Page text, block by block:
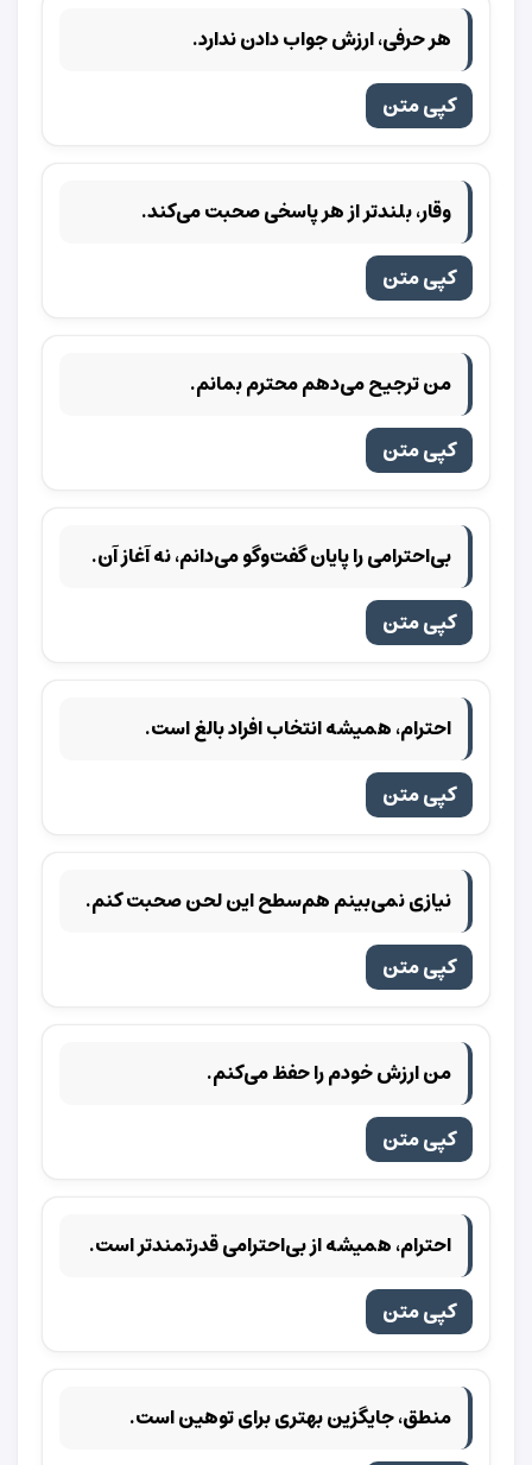
هر حرفی، ارزش جواب دادن ندارد.
کپی متن
وقار، بلندتر از هر پاسخی صحبت می‌کند.
کپی متن
من ترجیح می‌دهم محترم بمانم.
کپی متن
بی‌احترامی را پایان گفت‌وگو می‌دانم، نه آغاز آن.
کپی متن
احترام، همیشه انتخاب افراد بالغ است.
کپی متن
نیازی نمی‌بینم هم‌سطح این لحن صحبت کنم.
کپی متن
من ارزش خودم را حفظ می‌کنم.
کپی متن
احترام، همیشه از بی‌احترامی قدرتمندتر است.
کپی متن
منطق، جایگزین بهتری برای توهین است.